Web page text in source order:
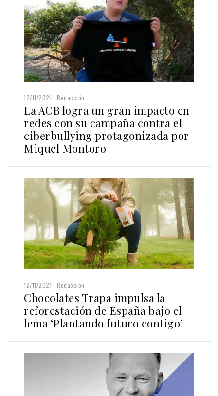
12/11/2021 Redacción
La ACB logra un gran impacto en
redes con su campaña contra el
ciberbullying protagonizada por
Miquel Montoro
12/11/2021 Redacción
Chocolates Trapa impulsa la
reforestación de España bajo el
lema ‘Plantando futuro contigo’